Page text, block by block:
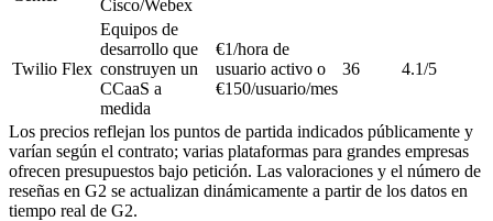
Cisco/Webex
Twilio Flex
Equipos de
desarrollo que
construyen un
CCaaS a
medida
€1/hora de
usuario activo o
€150/usuario/mes
36 4.1/5
Los precios reflejan los puntos de partida indicados públicamente y
varían según el contrato; varias plataformas para grandes empresas
ofrecen presupuestos bajo petición. Las valoraciones y el número de
reseñas en G2 se actualizan dinámicamente a partir de los datos en
tiempo real de G2.